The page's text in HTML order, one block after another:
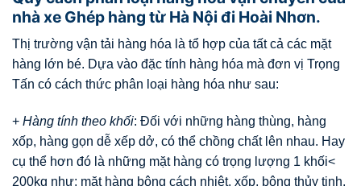
nhà xe Ghép hàng từ Hà Nội đi Hoài Nhơn.
Thị trường vận tải hàng hóa là tổ hợp của tất cả các mặt
hàng lớn bé. Dựa vào đặc tính hàng hóa mà đơn vị Trọng
Tấn có cách thức phân loại hàng hóa như sau:
+ Hàng tính theo khối: Đối với những hàng thùng, hàng
xốp, hàng gọn dễ xếp dở, có thể chồng chất lên nhau. Hay
cụ thể hơn đó là những mặt hàng có trọng lượng 1 khối<
200kg như; mặt hàng bông cách nhiệt, xốp, bông thủy tinh,